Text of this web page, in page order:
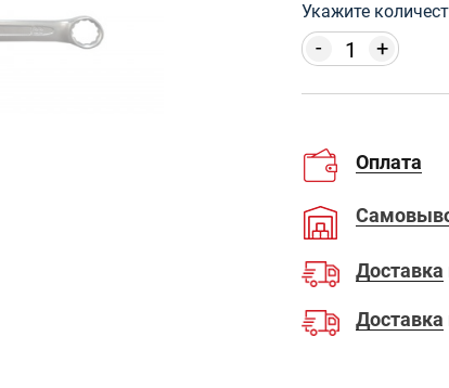
Укажите
+
-
Оплата
Доставка
Доставка